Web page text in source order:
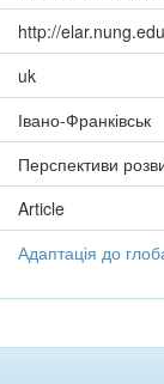
http://
uk
Івано-Франківськ
Перспективи
Article
Адаптація до